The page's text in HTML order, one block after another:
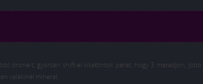
drone-t, gyorsan shift-el kikattintok párat, hogy 3 maradjon, jobb
valakinél mineral.